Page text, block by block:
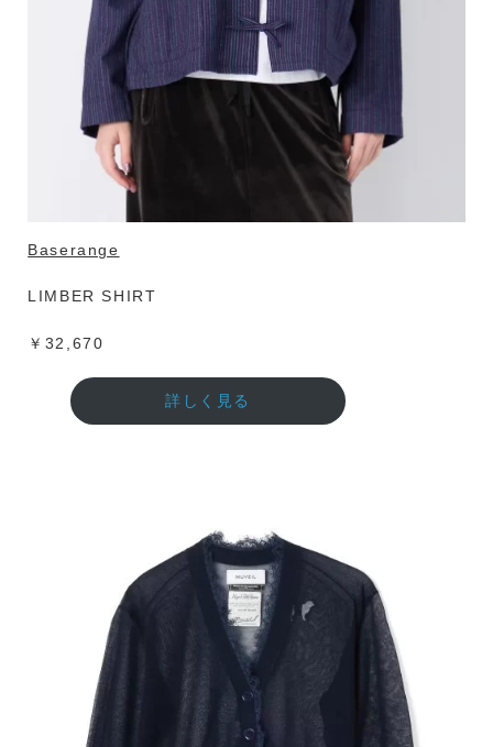
Baserange
LIMBER SHIRT
￥32,670
詳しく見る